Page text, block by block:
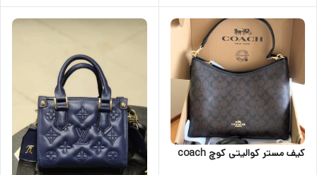
کیف مستر کوالیتی کوچ coach